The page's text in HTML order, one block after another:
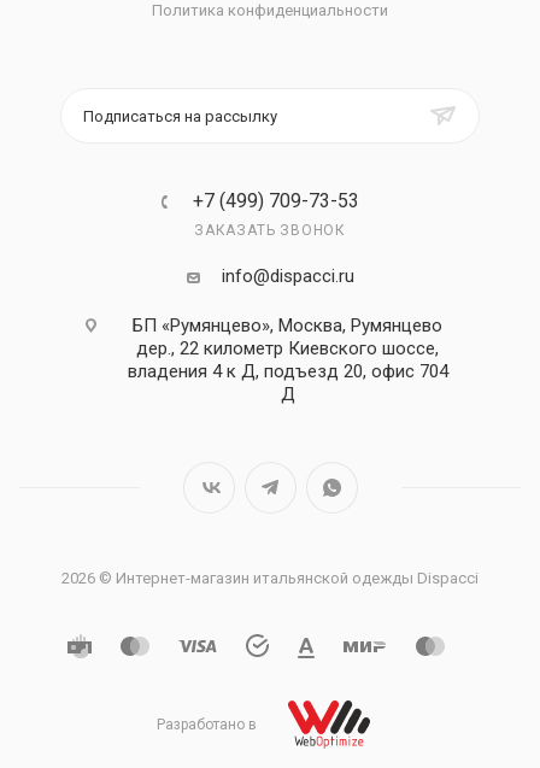
Политика конфиденциальности
Подписаться на рассылку
+7 (499) 709-73-53
ЗАКАЗАТЬ ЗВОНОК
info@dispacci.ru
БП «Румянцево», Москва, Румянцево
дер., 22 километр Киевского шоссе,
владения 4 к Д, подъезд 20, офис 704
Д
2026 © Интернет-магазин итальянской одежды Dispacci
Разработано в